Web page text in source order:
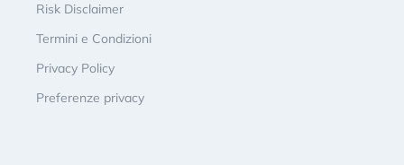
Risk Disclaimer
Termini e Condizioni
Privacy Policy
Preferenze privacy